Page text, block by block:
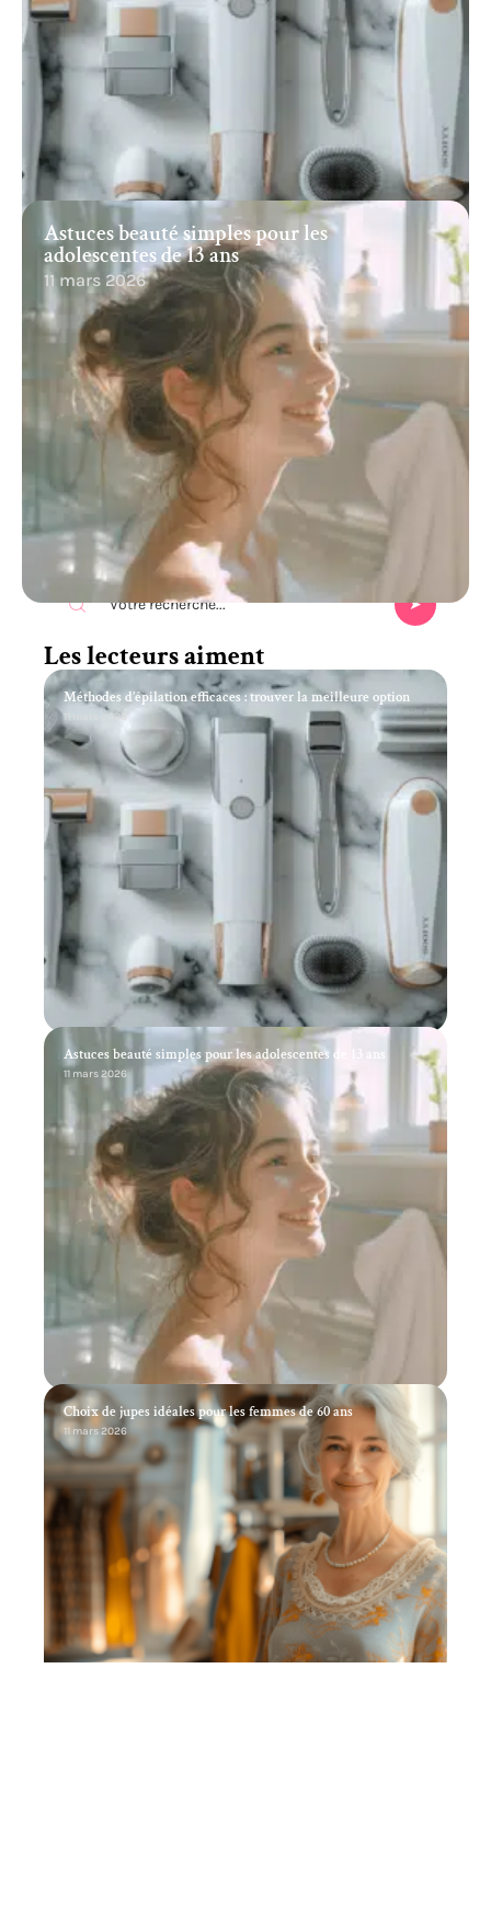
Astuces beauté simples pour les
adolescentes de 13 ans
11 mars 2026
Recherche
Les lecteurs aiment
Méthodes d’épilation efficaces : trouver la meilleure option
11 mars 2026
Astuces beauté simples pour les adolescentes de 13 ans
11 mars 2026
Choix de jupes idéales pour les femmes de 60 ans
11 mars 2026